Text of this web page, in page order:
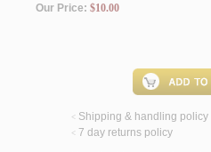
Our Price: $10.00
< Shipping & handling policy
< 7 day returns policy